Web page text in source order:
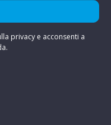
privacy e acconsenti a